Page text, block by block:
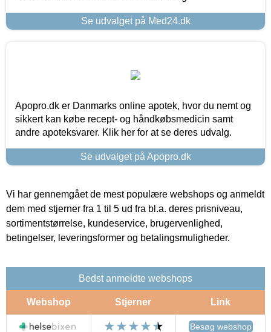
Se udvalget på Med24.dk
Apopro.dk er Danmarks online apotek, hvor du nemt og
sikkert kan købe recept- og håndkøbsmedicin samt
andre apoteksvarer. Klik her for at se deres udvalg.
Se udvalget på Apopro.dk
Vi har gennemgået de mest populære webshops og anmeldt
dem med stjerner fra 1 til 5 ud fra bl.a. deres prisniveau,
sortimentstørrelse, kundeservice, brugervenlighed,
betingelser, leveringsformer og betalingsmuligheder.
Bedst anmeldte webshops
Webshop Stjerner Link
Besøg webshop